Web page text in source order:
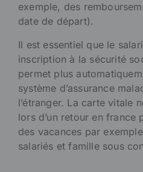
exemple, des
date de départ).
Il est essentiel que le
inscription à la sécurité
permet plus
système d’assurance
l’étranger. La carte vitale
lors d’un retour en france
des vacances par
salariés et famille sous